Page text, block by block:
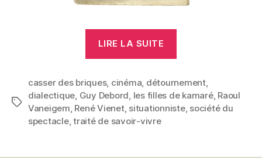
LIRE LA SUITE
Étiquettes
casser des briques, cinéma détournement,
dialectique Guy Debord les filles de kamaré, Raoul
Vaneigem René Vienet, situationniste, société du
spectacle,traité de savoir-vivre